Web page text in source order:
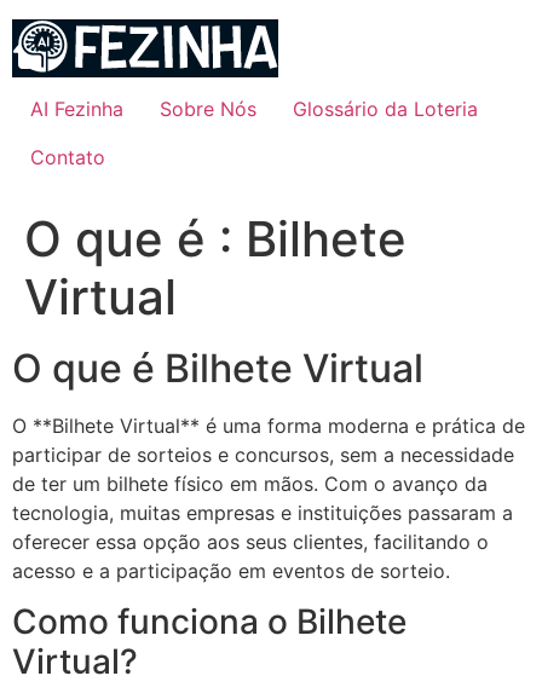
para
conteúdo
AI Fezinha Sobre Nós
Glossário da Loteria
Contato
O que é : Bilhete
Virtual
O que é Bilhete Virtual
O **Bilhete Virtual** é uma forma moderna e prática de
participar de sorteios e concursos, sem a necessidade
de ter um bilhete físico em mãos. Com o avanço da
tecnologia, muitas empresas e instituições passaram a
oferecer essa opção aos seus clientes, facilitando o
acesso e a participação em eventos de sorteio.
Como funciona o Bilhete
Virtual?